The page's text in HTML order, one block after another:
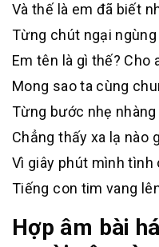
Và thế là em đã biết
Từng chút ngại
Em tên là gì thế? Cho
Mong sao ta cùng
Từng bước nhẹ
Chẳng thấy xa lạ nào
Vì giây phút mình tình
Tiếng con tim vang
Hợp âm bài